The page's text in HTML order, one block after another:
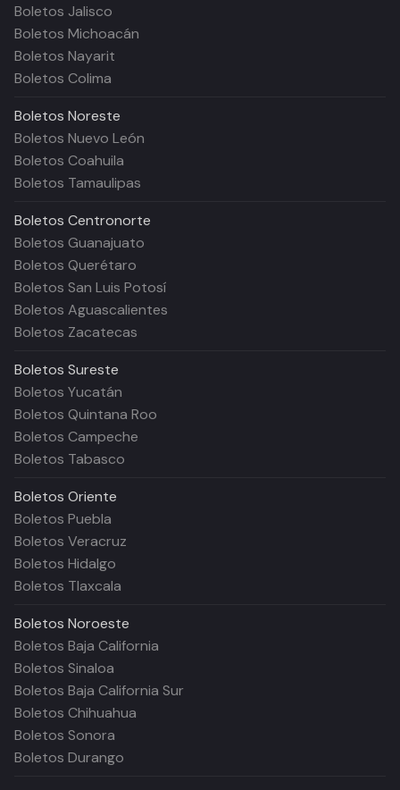
Boletos Jalisco
Boletos Michoacán
Boletos Nayarit
Boletos Colima
Boletos Noreste
Boletos Nuevo León
Boletos Coahuila
Boletos Tamaulipas
Boletos Centronorte
Boletos Guanajuato
Boletos Querétaro
Boletos San Luis Potosí
Boletos Aguascalientes
Boletos Zacatecas
Boletos Sureste
Boletos Yucatán
Boletos Quintana Roo
Boletos Campeche
Boletos Tabasco
Boletos Oriente
Boletos Puebla
Boletos Veracruz
Boletos Hidalgo
Boletos Tlaxcala
Boletos Noroeste
Boletos Baja California
Boletos Sinaloa
Boletos Baja California Sur
Boletos Chihuahua
Boletos Sonora
Boletos Durango